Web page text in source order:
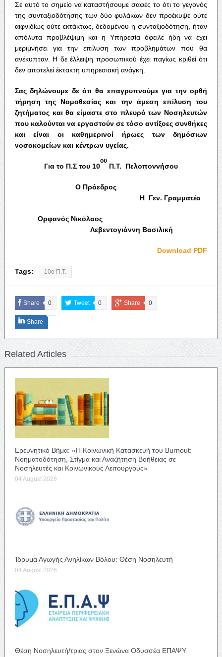
Σε αυτό το σημείο να καταστήσουμε σαφές το ότι το γεγονός
της συνταξιοδότησης των δύο φυλάκων δεν προέκυψε ούτε
αιφνιδίως ούτε εκτάκτως, δεδομένου η συνταξιοδότηση, ήταν
απόλυτα προβλέψιμη και η Υπηρεσία όφειλε ήδη να έχει
μεριμνήσει για την επίλυση των προβλημάτων που θα
ανέκυπταν. Η δε έλλειψη προσωπικού έχει παγίως κριθεί ότι
δεν αποτελεί έκτακτη υπηρεσιακή ανάγκη.
Σας δηλώνουμε δε ότι θα επαγρυπνούμε για την ορθή
τήρηση της Νομοθεσίας και την άμεση επίλυση του
ζητήματος και θα είμαστε στο πλευρό των Νοσηλευτών
που καλούνται να εργαστούν σε τόσο αντίξοες συνθήκες
και είναι οι καθημερινοί ήρωες των δημόσιων
νοσοκομείων και κέντρων υγείας.
Για το Π.Σ του 10
ου
Π.Τ. Πελοποννήσου
Ο Πρόεδρος
Η Γεν. Γραμματέα
Ορφανός Νικόλαος
Λεβεντογιάννη Βασιλική
Download PDF
Tags: 10ο Π.Τ.
Share 0 Tweet 0 Share 0
Share
Related Articles
Ερευνητικό Βήμα: «Η Κοινωνική Κατασκευή του Burnout:
Νοηματοδότηση, Στίγμα και Αναζήτηση Βοήθειας σε
Νοσηλευτές και Κοινωνικούς Λειτουργούς»
04 August 2026
Ίδρυμα Αγωγής Ανηλίκων Βόλου: Θέση Νοσηλευτή
04 August 2026
Θέση Νοσηλευτή/τριας στον Ξενώνα Οδυσσέα ΕΠΑΨΥ